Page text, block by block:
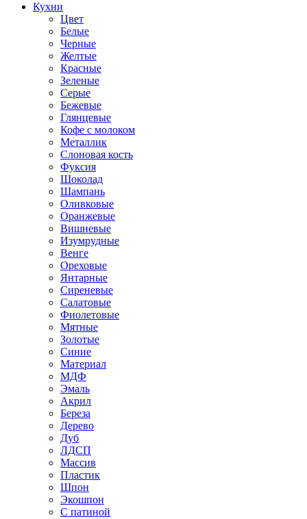
Кухни
Цвет
Белые
Черные
Желтые
Красные
Зеленые
Серые
Бежевые
Глянцевые
Кофе с молоком
Металлик
Слоновая кость
Фуксия
Шоколад
Шампань
Оливковые
Оранжевые
Вишневые
Изумрудные
Венге
Ореховые
Янтарные
Сиреневые
Салатовые
Фиолетовые
Мятные
Золотые
Синие
Материал
МДФ
Эмаль
Акрил
Береза
Дерево
Дуб
ЛДСП
Массив
Пластик
Шпон
Экошпон
С патиной